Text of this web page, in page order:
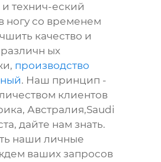
технич-еский
ногу со временем
качество и
ых
производство
. Наш принцип -
клиентов
Австралия,Saudi
дайте нам знать.
наши личные
ваших запросов